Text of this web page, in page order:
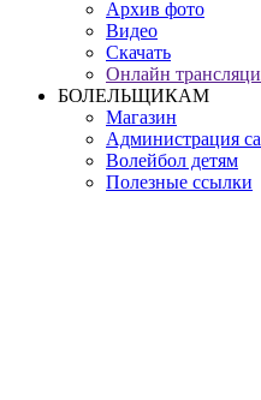
Архив фото
Видео
Скачать
Онлайн
БОЛЕЛЬЩИКАМ
Магазин
Администрация
Волейбол детям
Полезные ссылки